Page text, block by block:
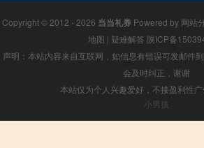
Copyright © 2012 - 2026 当当礼券 Powered by 网站
地图 | 疑难解答 陕ICP备
声明：本站内容来自互联网，如信息有错误可发邮件
会及时纠正，谢谢
本站仅为个人兴趣爱好，不接盈利性
小男孩